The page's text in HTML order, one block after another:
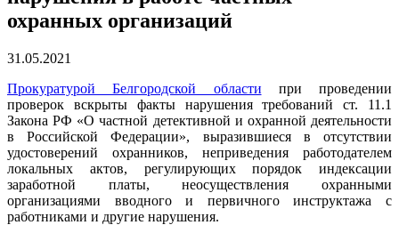
охранных организаций
31.05.2021
Прокуратурой Белгородской области при проведении
проверок вскрыты факты нарушения требований ст. 11.1
Закона РФ «О частной детективной и охранной деятельности
в Российской Федерации», выразившиеся в отсутствии
удостоверений охранников, неприведения работодателем
локальных актов, регулирующих порядок индексации
заработной платы, неосуществления охранными
организациями вводного и первичного инструктажа с
работниками и другие нарушения.